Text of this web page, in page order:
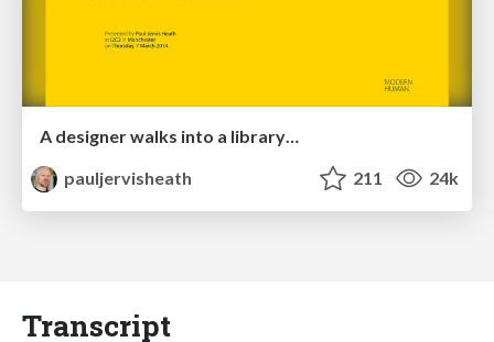
A designer walks into a library…
pauljervisheath
211 24k
Transcript